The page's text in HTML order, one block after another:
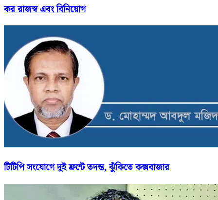
কর রাজস্ব এবং বিনিয়োগ
টিটিপি সংযোগে দুই ফ্রন্টে তদন্ত, ঝুঁকিতে কক্সবাজার